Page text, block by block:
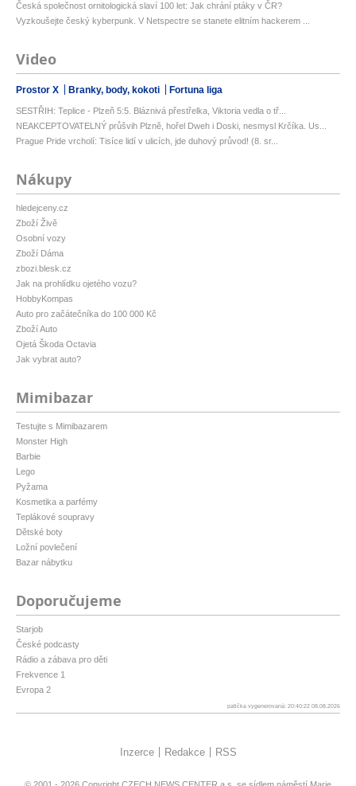
Česká společnost ornitologická slaví 100 let: Jak chrání ptáky v ČR?
Vyzkoušejte český kyberpunk. V Netspectre se stanete elitním hackerem ...
Video
Prostor X Branky, body, kokoti Fortuna liga
SESTŘIH: Teplice - Plzeň 5:5. Bláznivá přestřelka, Viktoria vedla o tř...
NEAKCEPTOVATELNÝ průšvih Plzně, hořel Dweh i Doski, nesmysl Krčíka. Us...
Prague Pride vrcholí: Tisíce lidí v ulicích, jde duhový průvod! (8. sr...
Nákupy
hledejceny.cz
Zboží Živě
Osobní vozy
Zboží Dáma
zbozi.blesk.cz
Jak na prohlídku ojetého vozu?
HobbyKompas
Auto pro začátečníka do 100 000 Kč
Zboží Auto
Ojetá Škoda Octavia
Jak vybrat auto?
Mimibazar
Testujte s Mimibazarem
Monster High
Barbie
Lego
Pyžama
Kosmetika a parfémy
Teplákové soupravy
Dětské boty
Ložní povlečení
Bazar nábytku
Doporučujeme
Starjob
České podcasty
Rádio a zábava pro děti
Frekvence 1
Evropa 2
patička vygenerovaná: 20:40:22 08.08.2026
Inzerce Redakce RSS